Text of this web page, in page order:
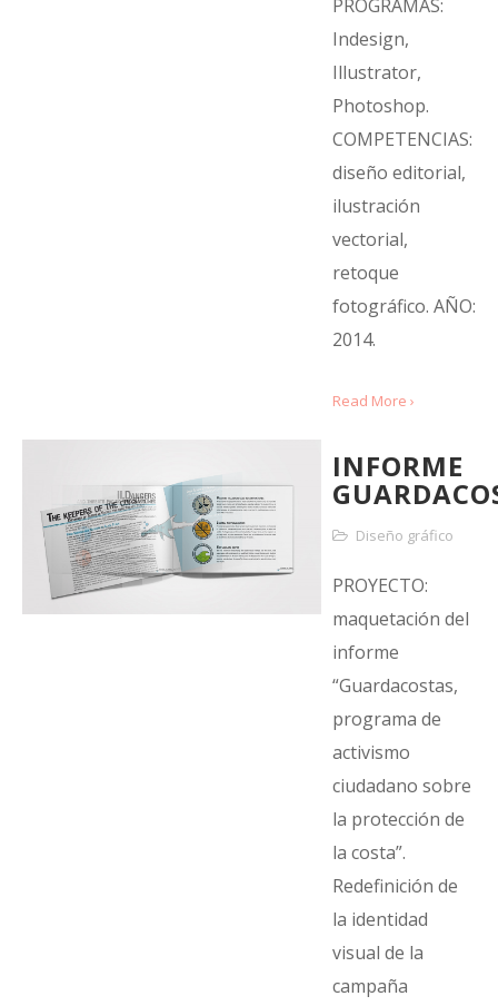
PROGRAMAS:
Indesign,
Illustrator,
Photoshop.
COMPETENCIAS:
diseño editorial,
ilustración
vectorial,
retoque
fotográfico. AÑO:
2014.
Read More ›
INFORME
Diseño gráfico
PROYECTO:
maquetación del
informe
“Guardacostas,
programa de
activismo
ciudadano sobre
la protección de
la costa”.
Redefinición de
la identidad
visual de la
campaña